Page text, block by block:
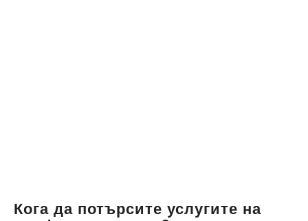
Кога да потърсите услугите на